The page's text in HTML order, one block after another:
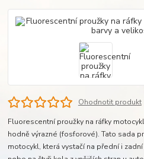
Ohodnotit produkt
Fluorescentní proužky na ráfky
hodně výrazné (fosforové). Tato sada
motocykl, která vystačí na přední i